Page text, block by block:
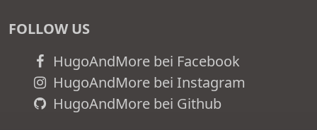
FOLLOW US
HugoAndMore bei Facebook
HugoAndMore bei Instagram
HugoAndMore bei Github